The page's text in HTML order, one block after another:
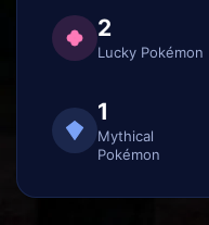
2
Lucky Pokémon
1
Mythical
Pokémon